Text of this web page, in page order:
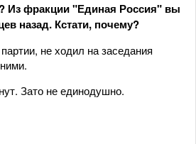
Из фракции "Единая Россия" вы
назад. Кстати, почему?
не ходил на заседания
Зато не единодушно.